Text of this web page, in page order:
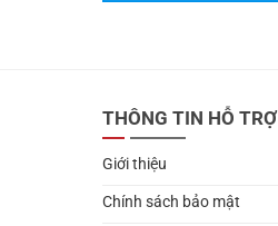
THÔNG TIN HỖ TRỢ
Giới thiệu
Chính sách bảo mật